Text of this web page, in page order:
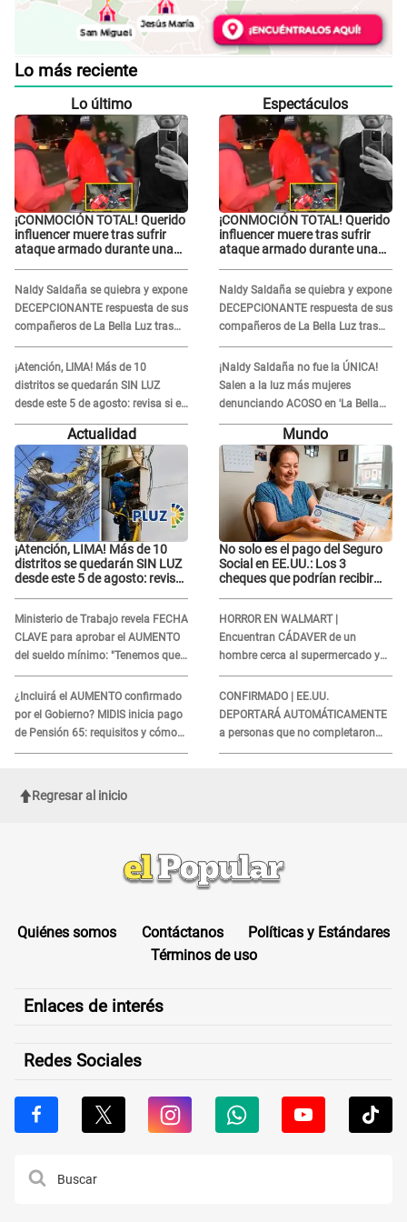
Lo más reciente
Lo último
¡CONMOCIÓN TOTAL! Querido
influencer muere tras sufrir
ataque armado durante una
Naldy Saldaña se quiebra y expone
DECEPCIONANTE respuesta de sus
compañeros de La Bella Luz tras
sufrir agresión: "Sabían lo que
pasaba"
¡Atención, LIMA! Más de 10
distritos se quedarán SIN LUZ
desde este 5 de agosto: revisa si el
tuyo está en la lista
Espectáculos
¡CONMOCIÓN TOTAL! Querido
influencer muere tras sufrir
ataque armado durante una
Naldy Saldaña se quiebra y expone
DECEPCIONANTE respuesta de sus
compañeros de La Bella Luz tras
sufrir agresión: "Sabían lo que
pasaba"
¡Naldy Saldaña no fue la ÚNICA!
Salen a la luz más mujeres
denunciando ACOSO en 'La Bella
Luz' por parte de director
Actualidad
¡Atención, LIMA! Más de 10
distritos se quedarán SIN LUZ
desde este 5 de agosto: revisa
Ministerio de Trabajo revela FECHA
CLAVE para aprobar el AUMENTO
del sueldo mínimo: "Tenemos que
activar..."
¿Incluirá el AUMENTO confirmado
por el Gobierno? MIDIS inicia pago
de Pensión 65: requisitos y cómo
obtener el beneficio economico
Mundo
No solo es el pago del Seguro
Social en EE.UU.: Los 3
cheques que podrían recibir
HORROR EN WALMART |
Encuentran CÁDAVER de un
hombre cerca al supermercado y
esto reveló la autopsia que le
realizaron
CONFIRMADO | EE.UU.
DEPORTARÁ AUTOMÁTICAMENTE
a personas que no completaron
este formulario clave
Regresar al inicio
Quiénes somos Contáctanos
Políticas y Estándares
Términos de uso
Enlaces de interés
Redes Sociales